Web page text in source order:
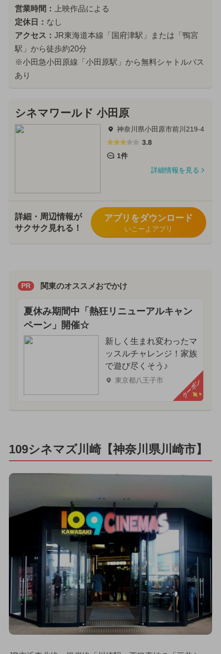
営業時間：
上映作品による
定休日： なし
アクセス： JR東海道本線「国府津駅」または「鴨宮
駅」から徒歩約20分
※小田急小田原線「小田原駅」から無料シャトルバス
あり
シネマワールド 小田原
神奈川県小田原市前川219-4
3.8
1件
詳細情報を見る
詳細・周辺情報が
サクサク見れる！
アプリをダウンロード
いこーよアプリ
PR 関東のオススメおでかけ
夏休み期間中「熱狂リニューアルキャン
ペーン」開催☆
新しく生まれ変わったマ
ッスルチャレンジ！家族
で遊び尽くそう♪
東京都八王子市 クーポン
109シネマズ川崎【神奈川県川崎市】